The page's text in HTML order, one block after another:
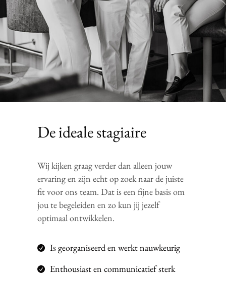
De ideale stagiaire
Wij kijken graag verder dan alleen jouw
ervaring en zijn echt op zoek naar de juiste
fit voor ons team. Dat is een fijne basis om
jou te begeleiden en zo kun jij jezelf
optimaal ontwikkelen.
Is georganiseerd en werkt nauwkeurig
Enthousiast en communicatief sterk